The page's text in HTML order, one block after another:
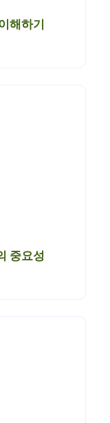
해하기
중요성